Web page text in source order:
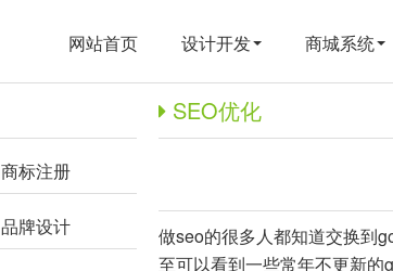
网站首页 设计开发 商城系统
商标注册
品牌设计
SEO优化
做seo的很多人都知道交换到
至可以看到一些常年不更新的